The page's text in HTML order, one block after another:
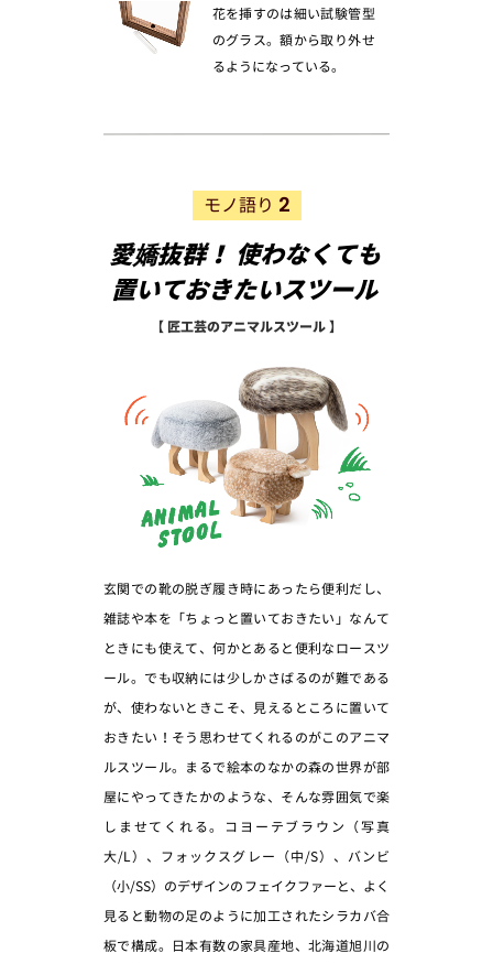
花を挿すのは細い試験管型
のグラス。額から取り外せ
るようになっている。
モノ語り 2
愛嬌抜群！ 使わなくても
置いておきたいスツール
【 匠工芸のアニマルスツール 】
玄関での靴の脱ぎ履き時にあったら便利だし、
雑誌や本を「ちょっと置いておきたい」なんて
ときにも使えて、何かとあると便利なロースツ
ール。でも収納には少しかさばるのが難である
が、使わないときこそ、見えるところに置いて
おきたい！そう思わせてくれるのがこのアニマ
ルスツール。まるで絵本のなかの森の世界が部
屋にやってきたかのような、そんな雰囲気で楽
しませてくれる。コヨーテブラウン（写真
大/L）、フォックスグレー（中/S）、バンビ
（小/SS）のデザインのフェイクファーと、よく
見ると動物の足のように加工されたシラカバ合
板で構成。日本有数の家具産地、北海道旭川の